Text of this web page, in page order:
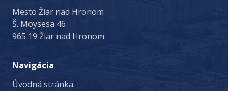
Mesto Žiar nad Hronom
Š. Moysesa 46
965 19 Žiar nad Hronom
Navigácia
Úvodná stránka